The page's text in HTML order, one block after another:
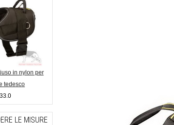
in nylon per
tedesco
LE MISURE